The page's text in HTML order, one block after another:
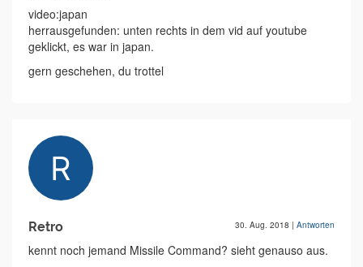
video:japan
herrausgefunden: unten rechts in dem vid auf youtube
geklickt, es war in japan.
gern geschehen, du trottel
Retro 30. Aug. 2018 | Antworten
kennt noch jemand Missile Command? sieht genauso aus.